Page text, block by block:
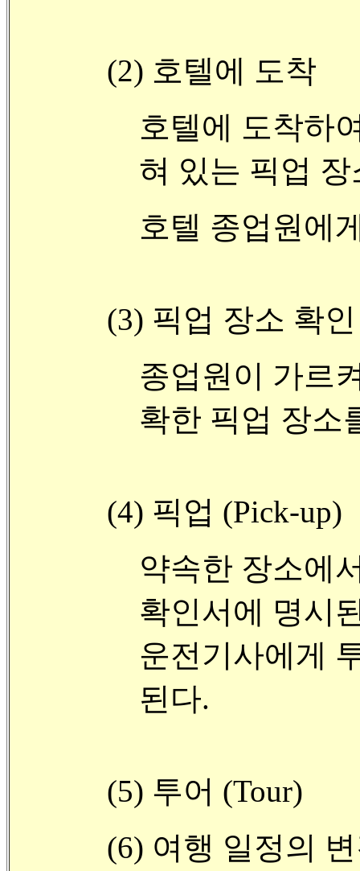
(2) 호텔에 도착
호텔에 도착하
혀 있는 픽업
호텔 종업원에
(3) 픽업 장소 확인
종업원이 가르
확한 픽업 장소
(4) 픽업 (Pick-up)
약속한 장소에
확인서에 명시
운전기사에게
된다.
(5) 투어 (Tour)
(6) 여행 일정의